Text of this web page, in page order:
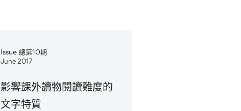
Issue 總第10期
June 2017
影響課外讀物閱讀難度的
文字特質